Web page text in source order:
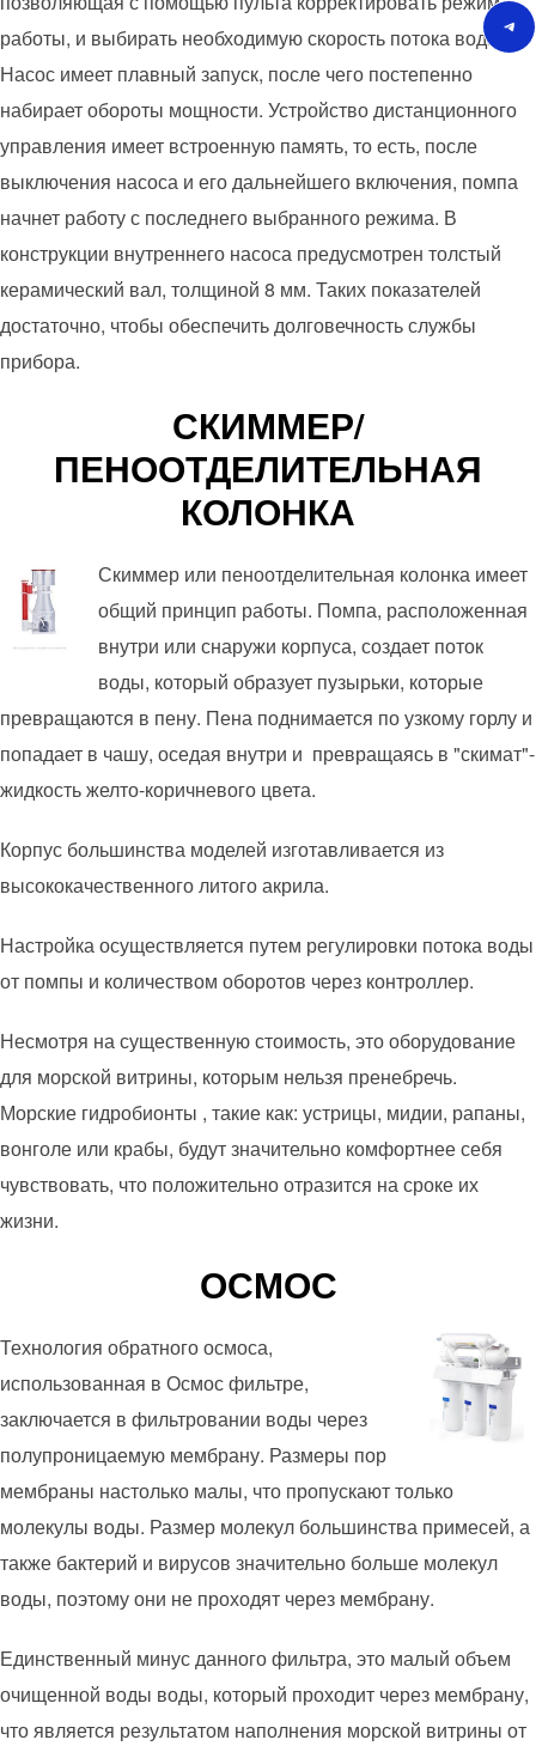
работы, и выбирать необходимую скорость потока вода.
Насос имеет плавный запуск, после чего постепенно
набирает обороты мощности. Устройство дистанционного
управления имеет встроенную память, то есть, после
выключения насоса и его дальнейшего включения, помпа
начнет работу с последнего выбранного режима. В
конструкции внутреннего насоса предусмотрен толстый
керамический вал, толщиной 8 мм. Таких показателей
достаточно, чтобы обеспечить долговечность службы
прибора.
СКИММЕР/
ПЕНООТДЕЛИТЕЛЬНАЯ
КОЛОНКА
Скиммер или пеноотделительная колонка имеет
общий принцип работы. Помпа, расположенная
внутри или снаружи корпуса, создает поток
воды, который образует пузырьки, которые
превращаются в пену. Пена поднимается по узкому горлу и
попадает в чашу, оседая внутри и превращаясь в "скимат"-
жидкость желто-коричневого цвета.
Корпус большинства моделей изготавливается из
высококачественного литого акрила.
Настройка осуществляется путем регулировки потока воды
от помпы и количеством оборотов через контроллер.
Несмотря на существенную стоимость, это оборудование
для морской витрины, которым нельзя пренебречь.
Морские гидробионты , такие как: устрицы, мидии, рапаны,
вонголе или крабы, будут значительно комфортнее себя
чувствовать, что положительно отразится на сроке их
жизни.
ОСМОС
Технология обратного осмоса,
использованная в Осмос фильтре,
заключается в фильтровании воды через
полупроницаемую мембрану. Размеры пор
мембраны настолько малы, что пропускают только
молекулы воды. Размер молекул большинства примесей, а
также бактерий и вирусов значительно больше молекул
воды, поэтому они не проходят через мембрану.
Единственный минус данного фильтра, это малый объем
очищенной воды воды, который проходит через мембрану,
что является результатом наполнения морской витрины от
Сообщение в